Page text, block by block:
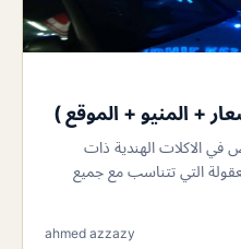
+ المنيو + الموقع )
الاكلات الهندية ذات
التي تتناسب مع جميع
ahmed azzazy